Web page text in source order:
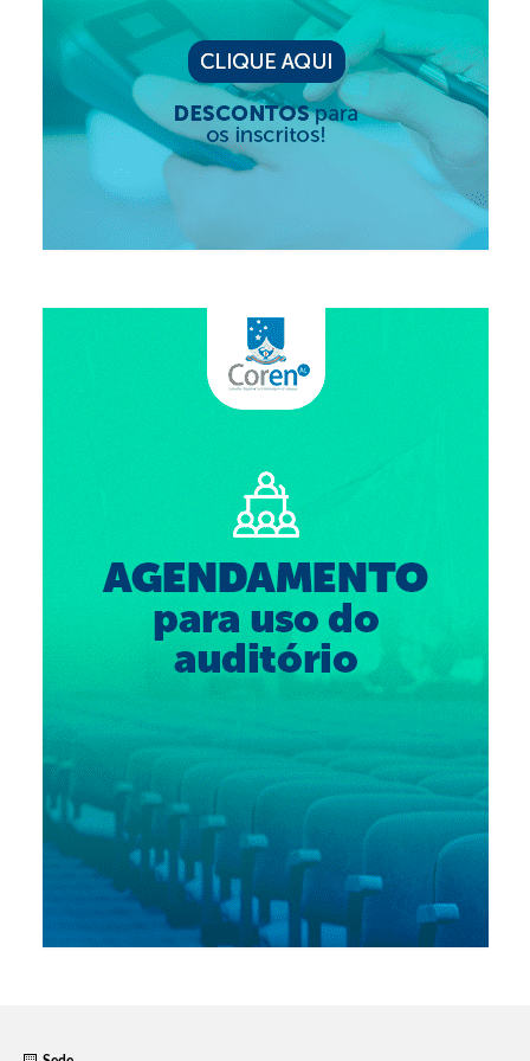
Editais e licitação
Eleições
Fiscalização
Responsabilidade Técnica
Legislações
Decisões
Desagravo Público
Suspensão do Exercício Profissional
Para Você
Procedimento para registro
Clube de Vantagens
Valores dos serviços
Reserva de auditório
Notícias
Ouvidoria
Contatos